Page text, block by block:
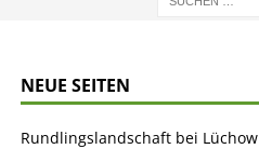
NEUE SEITEN
Rundlingslandschaft bei Lüchow